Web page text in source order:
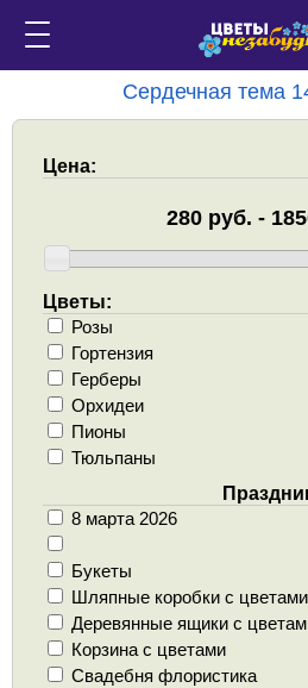
Сердечная тема
Цена:
Цветы:
Розы
Гортензия
Герберы
Орхидеи
Пионы
Тюльпаны
8 марта 2026
Букеты
Шляпные коробки с цветами
Деревянные ящики с
Корзина с цветами
Свадебня флористика